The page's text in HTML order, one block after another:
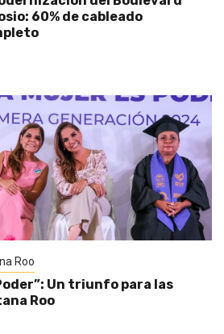
60% de cableado
Roo
Un triunfo para las
Roo